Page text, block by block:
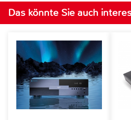
Das könnte Sie auch